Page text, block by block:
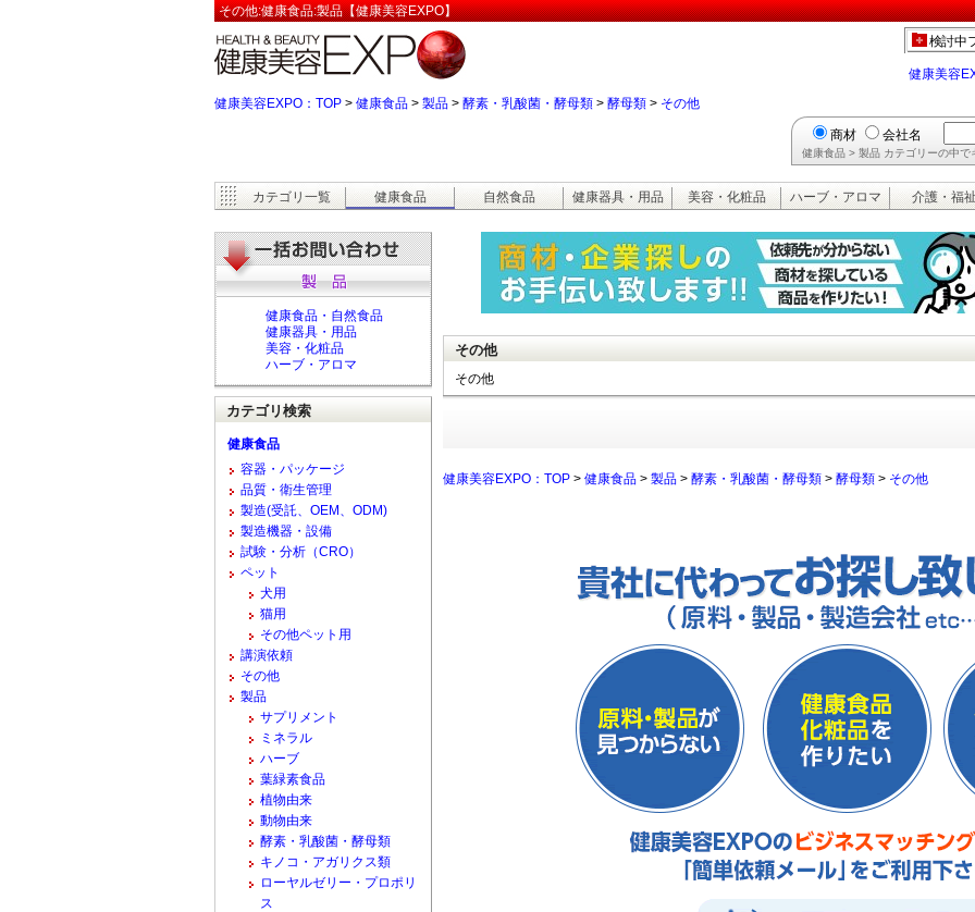
その他:健康食品:製品【健康美容EXPO】
検討中
健康美容
健康美容EXPO：TOP > 健康食品 > 製品 > 酵素・乳酸菌・酵母類 > 酵母類 > その他
商材 会社名
健康食品 > 製品 カテゴリーの中で
カテゴリ一覧 健康食品 自然食品 健康器具・用品 美容・化粧品 ハーブ・アロマ 介護・福
その他
その他
健康美容EXPO：TOP > 健康食品 > 製品 > 酵素・乳酸菌・酵母類 > 酵母類 > その他
健康食品・自然食品
健康器具・用品
美容・化粧品
ハーブ・アロマ
カテゴリ検索
健康食品
容器・パッケージ
品質・衛生管理
製造(受託、OEM、ODM)
製造機器・設備
試験・分析（CRO）
ペット
犬用
猫用
その他ペット用
講演依頼
その他
製品
サプリメント
ミネラル
ハーブ
葉緑素食品
植物由来
動物由来
酵素・乳酸菌・酵母類
キノコ・アガリクス類
ローヤルゼリー・プロポリ
ス